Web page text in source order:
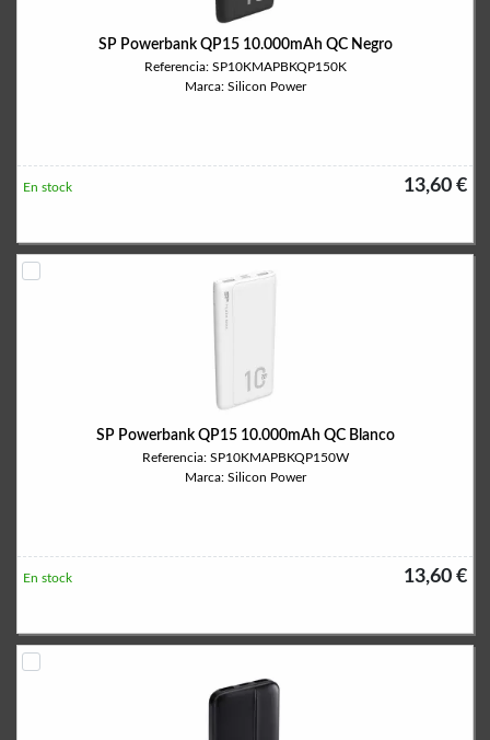
SP Powerbank QP15 10.000mAh QC Negro
Referencia: SP10KMAPBKQP150K
Marca: Silicon Power
13,60 €
En stock
SP Powerbank QP15 10.000mAh QC Blanco
Referencia: SP10KMAPBKQP150W
Marca: Silicon Power
13,60 €
En stock